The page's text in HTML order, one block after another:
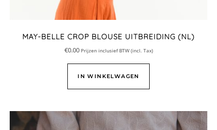
MAY-BELLE CROP BLOUSE UITBREIDING (NL)
€0.00 Prijzen inclusief BTW (incl. Tax)
IN WINKELWAGEN